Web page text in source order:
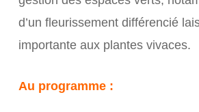
d’un fleurissement différencié
importante aux plantes vivaces.
Au programme :